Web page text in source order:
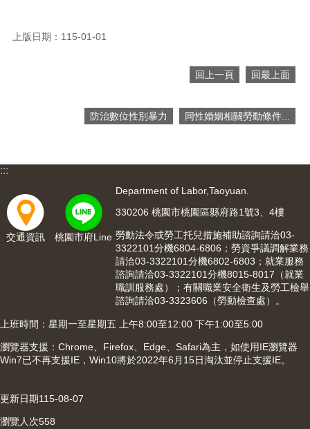
用
覽
政
信
箱
桃
園
市
網
站
上版日期：115-01-01
回上一頁 回最上面
防治數位性別暴力 同性婚姻相關勞動條件...
:::
交通資訊 桃園市府Line
Department of Labor,Taoyuan.
330206 桃園市桃園區縣府路1號3、4樓
勞動法令或勞工托兒措施補助諮詢請洽03-
3322101分機6804-6806；勞資爭議調解業務
請洽03-3322101分機6802-6803；就業服務
諮詢請洽03-3322101分機8015-8017（就業
職訓服務處）；有關職業安全衛生及勞工檢舉
諮詢請洽03-3323606（勞動檢查處）。
上班時間：星期一至星期五 上午8:00至12:00 下午1:00至5:00
瀏覽器支援：Chrome、Firefox、Edge、Safari為主，如使用IE瀏覽器
Win7已不再支援IE，Win10將於2022年6月15日淘汰並停止支援IE。
更新日期115-08-07
瀏覽人次558